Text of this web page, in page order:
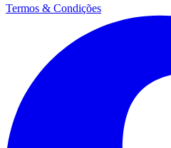
Termos & Condições